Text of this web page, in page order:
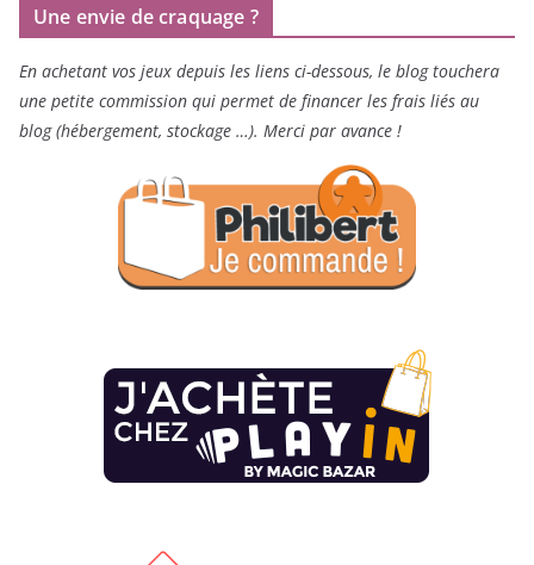
Une envie de craquage ?
En achetant vos jeux depuis les liens ci-dessous, le blog touchera
une petite commission qui permet de financer les frais liés au
blog (hébergement, stockage …). Merci par avance !